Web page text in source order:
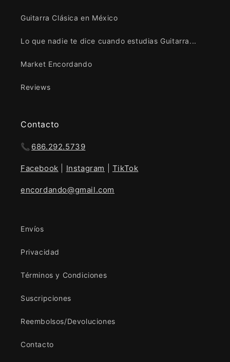
Guitarra Clásica en México
Lo que nadie te dice cuando estudias Guitarra...
Market Encordando
Reviews
Contacto
📞 686.292.5739
Facebook Instagram TikTok
encordando@gmail.com
Envíos
Privacidad
Términos y Condiciones
Suscripciones
Reembolsos/Devoluciones
Contacto